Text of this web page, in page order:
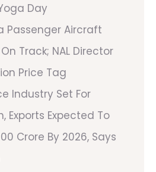
Day
Passenger Aircraft
Track; NAL Director
Price Tag
Industry Set For
Exports Expected To
Crore By 2026, Says